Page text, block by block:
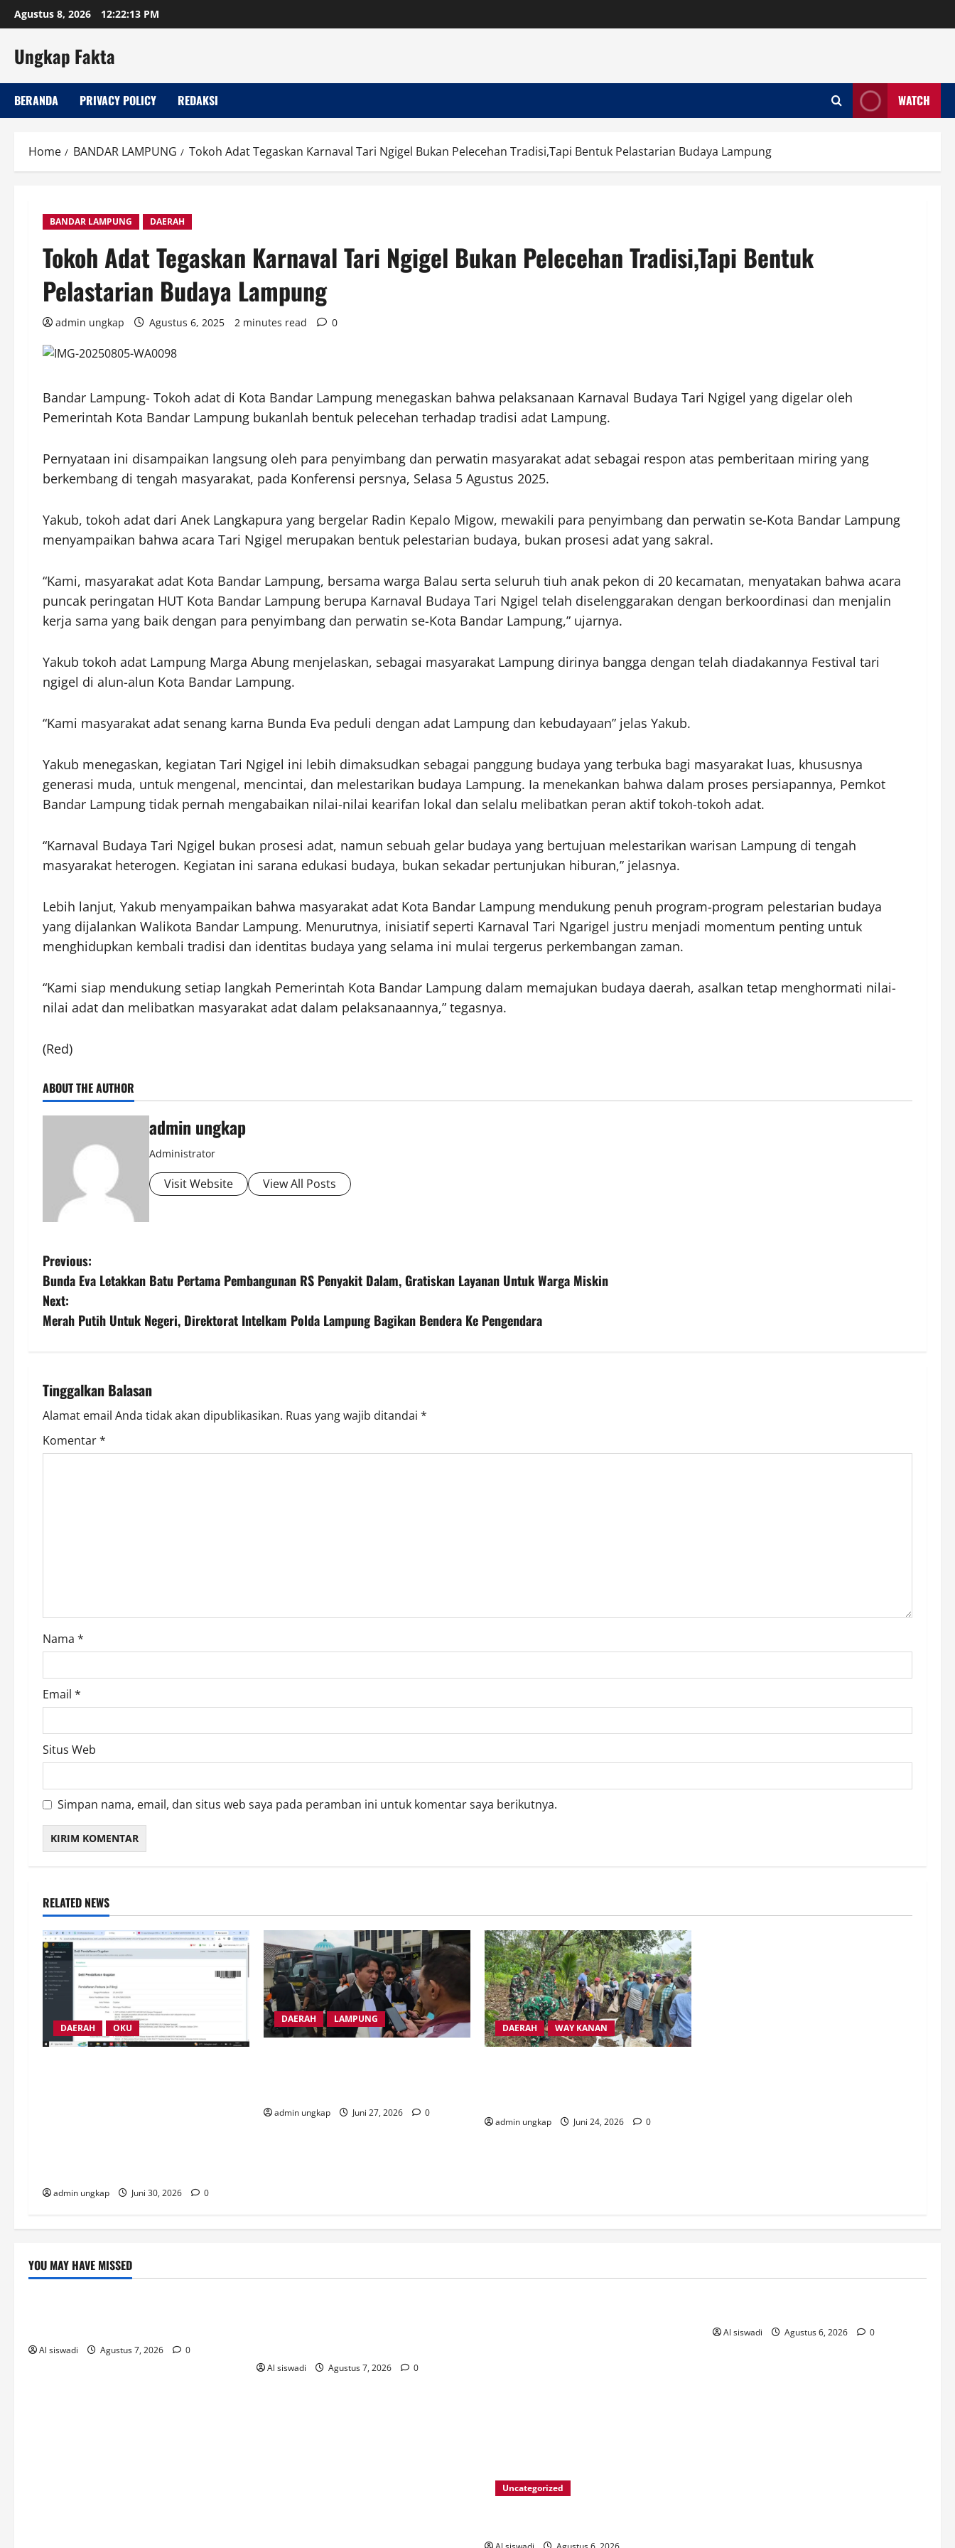
Skip
to
Agustus 8, 2026 12:22:14 PM
Ungkap Fakta
BERANDA PRIVACY POLICY REDAKSI WATCH
Home BANDAR LAMPUNG Tokoh Adat Tegaskan Karnaval Tari Ngigel Bukan Pelecehan Tradisi,Tapi Bentuk Pelastarian Budaya Lampung
BANDAR LAMPUNG DAERAH
Tokoh Adat Tegaskan Karnaval Tari Ngigel Bukan Pelecehan Tradisi,Tapi Bentuk
Pelastarian Budaya Lampung
admin ungkap Agustus 6, 2025 2 minutes read 0
Bandar Lampung- Tokoh adat di Kota Bandar Lampung menegaskan bahwa pelaksanaan Karnaval Budaya Tari Ngigel yang digelar oleh
Pemerintah Kota Bandar Lampung bukanlah bentuk pelecehan terhadap tradisi adat Lampung.
Pernyataan ini disampaikan langsung oleh para penyimbang dan perwatin masyarakat adat sebagai respon atas pemberitaan miring yang
berkembang di tengah masyarakat, pada Konferensi persnya, Selasa 5 Agustus 2025.
Yakub, tokoh adat dari Anek Langkapura yang bergelar Radin Kepalo Migow, mewakili para penyimbang dan perwatin se-Kota Bandar Lampung
menyampaikan bahwa acara Tari Ngigel merupakan bentuk pelestarian budaya, bukan prosesi adat yang sakral.
“Kami, masyarakat adat Kota Bandar Lampung, bersama warga Balau serta seluruh tiuh anak pekon di 20 kecamatan, menyatakan bahwa acara
puncak peringatan HUT Kota Bandar Lampung berupa Karnaval Budaya Tari Ngigel telah diselenggarakan dengan berkoordinasi dan menjalin
kerja sama yang baik dengan para penyimbang dan perwatin se-Kota Bandar Lampung,” ujarnya.
Yakub tokoh adat Lampung Marga Abung menjelaskan, sebagai masyarakat Lampung dirinya bangga dengan telah diadakannya Festival tari
ngigel di alun-alun Kota Bandar Lampung.
“Kami masyarakat adat senang karna Bunda Eva peduli dengan adat Lampung dan kebudayaan” jelas Yakub.
Yakub menegaskan, kegiatan Tari Ngigel ini lebih dimaksudkan sebagai panggung budaya yang terbuka bagi masyarakat luas, khususnya
generasi muda, untuk mengenal, mencintai, dan melestarikan budaya Lampung. Ia menekankan bahwa dalam proses persiapannya, Pemkot
Bandar Lampung tidak pernah mengabaikan nilai-nilai kearifan lokal dan selalu melibatkan peran aktif tokoh-tokoh adat.
“Karnaval Budaya Tari Ngigel bukan prosesi adat, namun sebuah gelar budaya yang bertujuan melestarikan warisan Lampung di tengah
masyarakat heterogen. Kegiatan ini sarana edukasi budaya, bukan sekadar pertunjukan hiburan,” jelasnya.
Lebih lanjut, Yakub menyampaikan bahwa masyarakat adat Kota Bandar Lampung mendukung penuh program-program pelestarian budaya
yang dijalankan Walikota Bandar Lampung. Menurutnya, inisiatif seperti Karnaval Tari Ngarigel justru menjadi momentum penting untuk
menghidupkan kembali tradisi dan identitas budaya yang selama ini mulai tergerus perkembangan zaman.
“Kami siap mendukung setiap langkah Pemerintah Kota Bandar Lampung dalam memajukan budaya daerah, asalkan tetap menghormati nilai-
nilai adat dan melibatkan masyarakat adat dalam pelaksanaannya,” tegasnya.
(Red)
ABOUT THE AUTHOR
admin ungkap
Administrator
Visit Website View All Posts
P
o
s
n
a
v
o
n
Previous:
Bunda Eva Letakkan Batu Pertama Pembangunan RS Penyakit Dalam, Gratiskan Layanan Untuk Warga Miskin
Next:
Merah Putih Untuk Negeri, Direktorat Intelkam Polda Lampung Bagikan Bendera Ke Pengendara
Tinggalkan Balasan
Alamat email Anda tidak akan dipublikasikan. Ruas yang wajib ditandai *
Komentar*
Nama *
Email *
Situs Web
Simpan nama, email, dan situs web saya pada peramban ini untuk komentar saya berikutnya.
RELATED NEWS
DAERAH OKU
admin ungkap Juni 30, 2026 0
DAERAH LAMPUNG
admin ungkap Juni 27, 2026 0
DAERAH WAY KANAN
admin ungkap Juni 24, 2026 0
YOU MAY HAVE MISSED
Post
Al siswadi Agustus 7, 2026 0
Al siswadi Agustus 7, 2026 0
Uncategorized
Al siswadi Agustus 6, 2026 0